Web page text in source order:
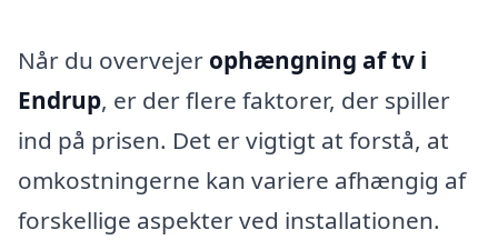
Når du overvejer ophængning af tv i
Endrup, er der flere faktorer, der spiller
ind på prisen. Det er vigtigt at forstå, at
omkostningerne kan variere afhængig af
forskellige aspekter ved installationen.